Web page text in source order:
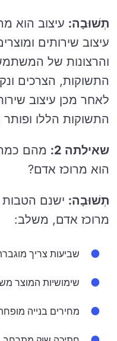
תְשׁוּבָה: עיצוב הוא
עיצוב שירותים
והרצונות של
התשוקות, הצרכים
לאחר מכן עיצוב
התשוקות הללו
שאילתה 2:
מהם כמה
הוא מרוכז אדם?
תְשׁוּבָה: ישנם
מרוכז אדם, משלב:
שביעות צריך
שימושיות המוצר
מחירים בנייה